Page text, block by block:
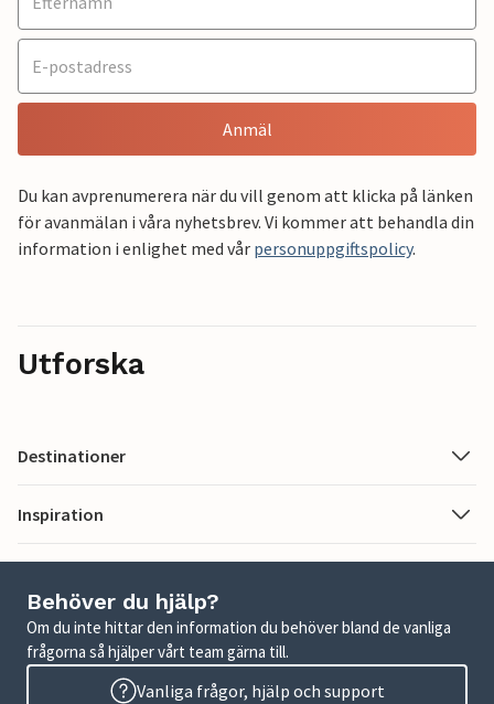
Anmäl
Du kan avprenumerera när du vill genom att klicka på länken
för avanmälan i våra nyhetsbrev. Vi kommer att behandla din
information i enlighet med vår personuppgiftspolicy.
Utforska
Destinationer
Inspiration
Behöver du hjälp?
Om du inte hittar den information du behöver bland de vanliga
frågorna så hjälper vårt team gärna till.
Vanliga frågor, hjälp och support